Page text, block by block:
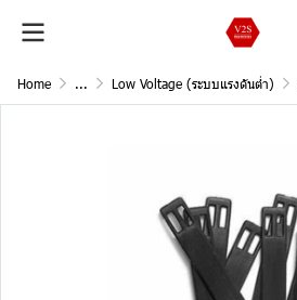
Home ... Low Voltage (ระบบแรงดันต่ำ)